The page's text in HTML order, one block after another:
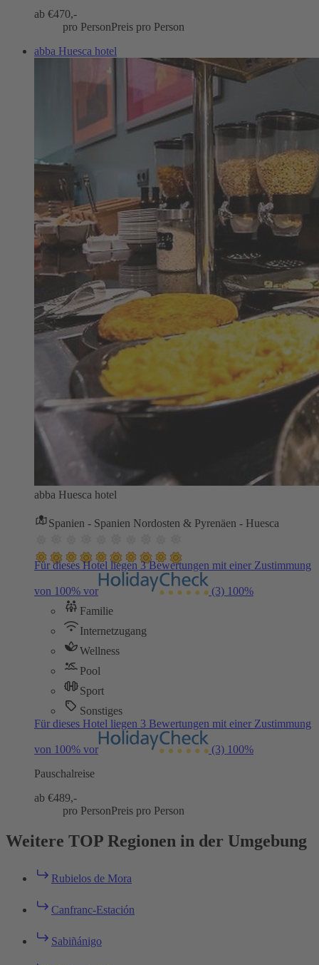
ab €470,-
pro PersonPreis pro Person
abba Huesca hotel
abba Huesca hotel
Spanien - Spanien Nordosten & Pyrenäen - Huesca
Für dieses Hotel liegen 3 Bewertungen mit einer Zustimmung
von 100% vor (3) 100%
Familie
Internetzugang
Wellness
Pool
Sport
Sonstiges
Für dieses Hotel liegen 3 Bewertungen mit einer Zustimmung
von 100% vor (3) 100%
Pauschalreise
ab €489,-
pro PersonPreis pro Person
Weitere TOP Regionen in der Umgebung
Rubielos de Mora
Canfranc-Estación
Sabiñánigo